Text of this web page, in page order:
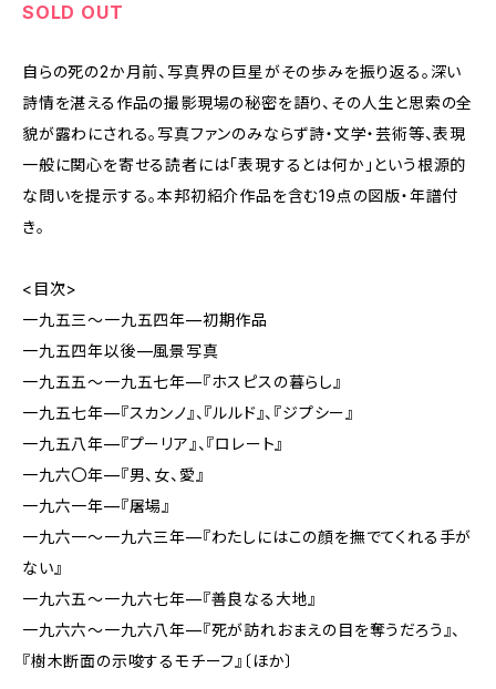
SOLD OUT
自らの死の2か月前、写真界の巨星がその歩みを振り返る。深い
詩情を湛える作品の撮影現場の秘密を語り、その人生と思索の全
貌が露わにされる。写真ファンのみならず詩・文学・芸術等、表現
一般に関心を寄せる読者には「表現するとは何か」という根源的
な問いを提示する。本邦初紹介作品を含む19点の図版・年譜付
き。
<目次>
一九五三〜一九五四年—初期作品
一九五四年以後—風景写真
一九五五〜一九五七年—『ホスピスの暮らし』
一九五七年—『スカンノ』、『ルルド』、『ジプシー』
一九五八年—『プーリア』、『ロレート』
一九六〇年—『男、女、愛』
一九六一年—『屠場』
一九六一〜一九六三年—『わたしにはこの顔を撫でてくれる手が
ない』
一九六五〜一九六七年—『善良なる大地』
一九六六〜一九六八年—『死が訪れおまえの目を奪うだろう』、
『樹木断面の示唆するモチーフ』〔ほか〕